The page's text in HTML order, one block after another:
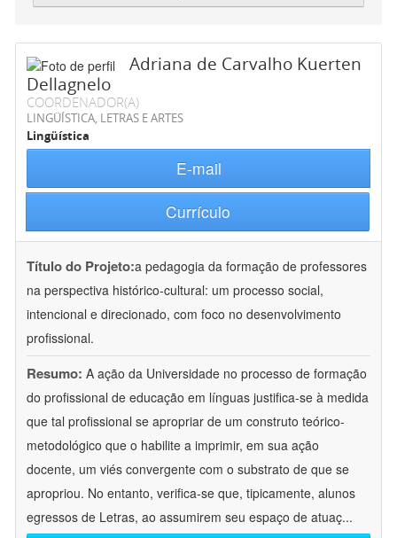
Adriana de Carvalho Kuerten
Dellagnelo
COORDENADOR(A)
LINGÜÍSTICA, LETRAS E ARTES
Lingüística
E-mail
Currículo
Título do Projeto:a pedagogia da formação de professores
na perspectiva histórico-cultural: um processo social,
intencional e direcionado, com foco no desenvolvimento
profissional.
Resumo: A ação da Universidade no processo de formação
do profissional de educação em línguas justifica-se à medida
que tal profissional se apropriar de um construto teórico-
metodológico que o habilite a imprimir, em sua ação
docente, um viés convergente com o substrato de que se
apropriou. No entanto, verifica-se que, tipicamente, alunos
egressos de Letras, ao assumirem seu espaço de atuaç...